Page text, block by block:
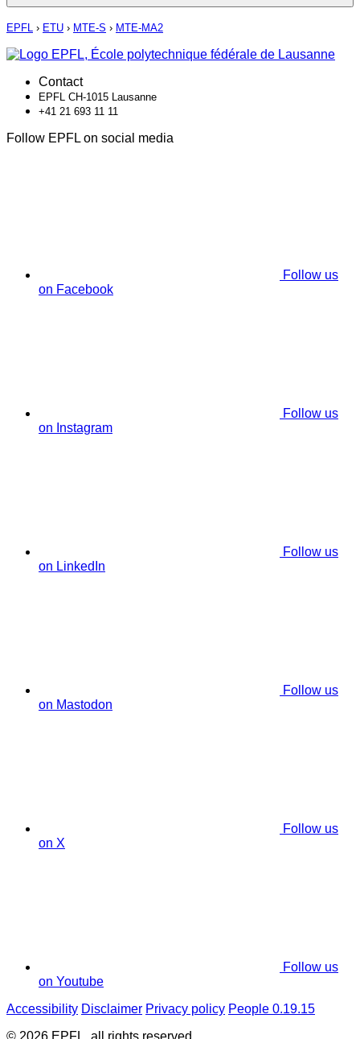
EPFL › ETU › MTE-S › MTE-MA2
Contact
EPFL CH-1015 Lausanne
+41 21 693 11 11
Follow EPFL on social media
Follow us
on Facebook
Follow us
on Instagram
Follow us
on LinkedIn
Follow us
on Mastodon
Follow us
on X
Follow us
on Youtube
Accessibility Disclaimer Privacy policy People 0.19.15